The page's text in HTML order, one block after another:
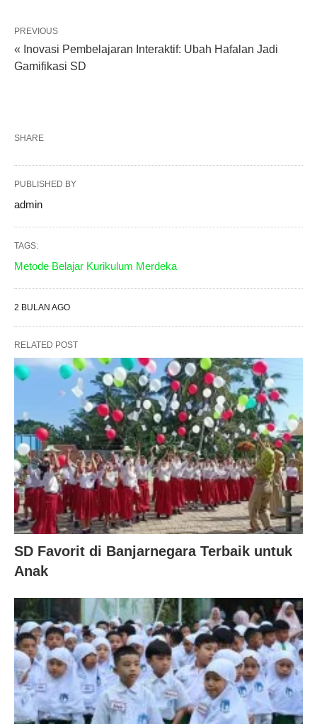
PREVIOUS
« Inovasi Pembelajaran Interaktif: Ubah Hafalan Jadi
Gamifikasi SD
SHARE
PUBLISHED BY
admin
TAGS:
Metode Belajar Kurikulum Merdeka
2 BULAN AGO
RELATED POST
SD Favorit di Banjarnegara Terbaik untuk
Anak